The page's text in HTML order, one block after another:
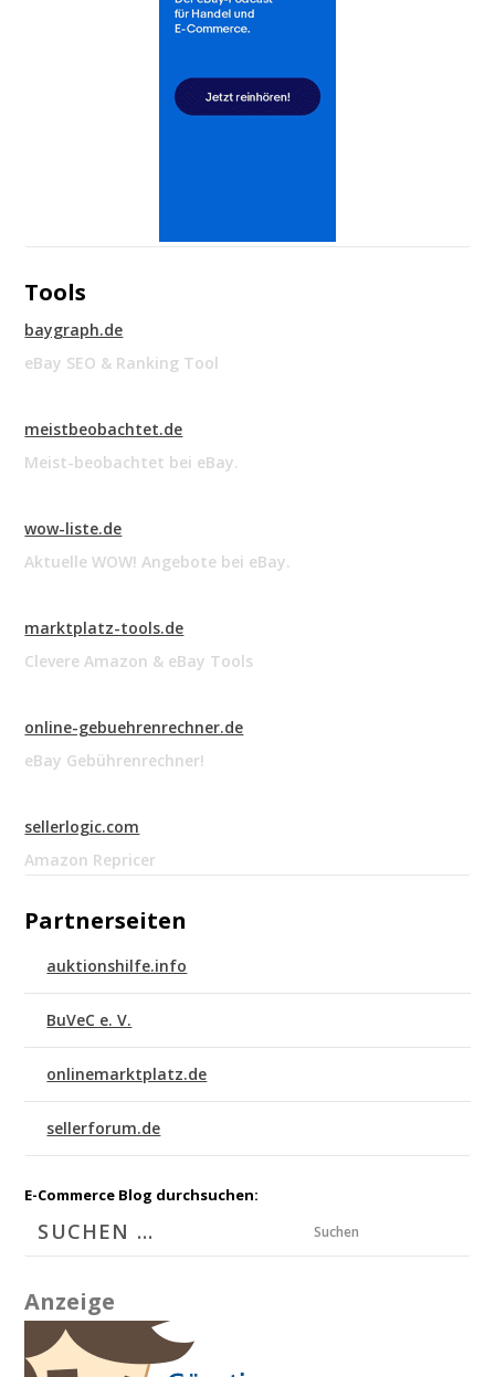
Tools
baygraph.de
eBay SEO & Ranking Tool
meistbeobachtet.de
Meist-beobachtet bei eBay.
wow-liste.de
Aktuelle WOW! Angebote bei eBay.
marktplatz-tools.de
Clevere Amazon & eBay Tools
online-gebuehrenrechner.de
eBay Gebührenrechner!
sellerlogic.com
Amazon Repricer
Partnerseiten
auktionshilfe.info
BuVeC e. V.
onlinemarktplatz.de
sellerforum.de
E-Commerce Blog durchsuchen:
Suchen
Anzeige